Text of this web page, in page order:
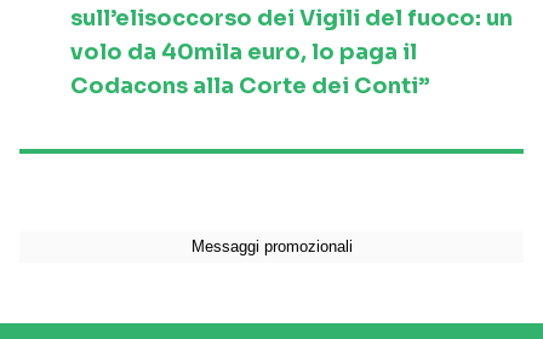
sull’elisoccorso dei Vigili del fuoco: un
volo da 40mila euro, lo paga il
Codacons alla Corte dei Conti”